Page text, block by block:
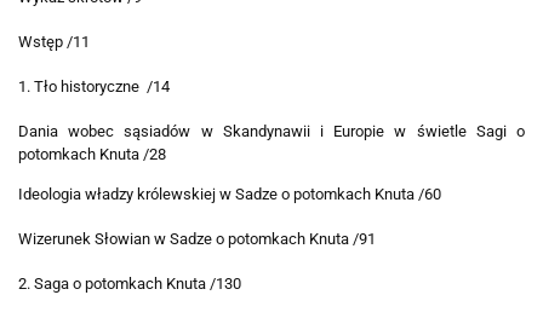
Wstęp /11
1. Tło historyczne /14
Dania wobec sąsiadów w Skandynawii i Europie w świetle Sagi o
potomkach Knuta /28
Ideologia władzy królewskiej w Sadze o potomkach Knuta /60
Wizerunek Słowian w Sadze o potomkach Knuta /91
2. Saga o potomkach Knuta /130